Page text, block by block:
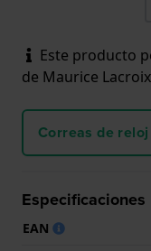
Este producto
de Maurice Lacroix
Correas de reloj
Especificaciones
EAN